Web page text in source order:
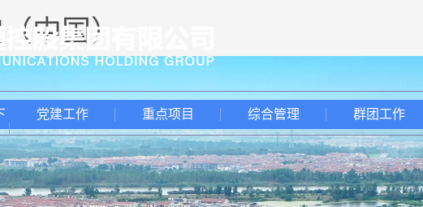
中国）
党建工作 重点项目 综合管理 群团工作